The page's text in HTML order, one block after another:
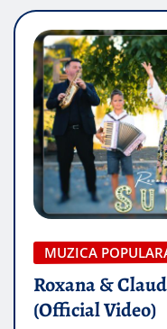
MUZICA
Roxana &
(Official Video)